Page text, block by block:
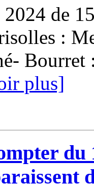
de
:
plus]
du